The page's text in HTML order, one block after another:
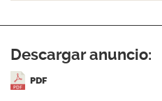
Descargar anuncio:
PDF